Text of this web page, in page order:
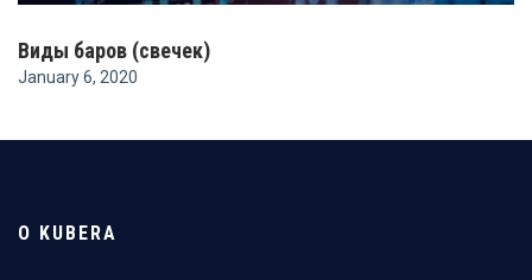
Виды баров (свечек)
January 6, 2020
О KUBERA